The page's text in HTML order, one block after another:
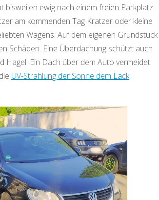
bisweilen ewig nach einem freien Parkplatz.
am kommenden Tag Kratzer oder kleine
Wagens. Auf dem eigenen Grundstück
Schäden. Eine Überdachung schützt auch
Hagel. Ein Dach über dem Auto vermeidet
UV-Strahlung der Sonne dem Lack